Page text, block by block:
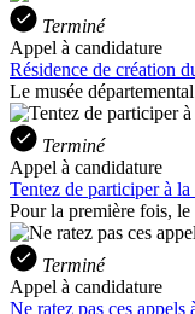
Terminé
Appel à candidature
Résidence de création
Le musée
Terminé
Appel à candidature
Tentez de participer à
Pour la première fois,
Terminé
Appel à candidature
Ne ratez pas ces appels